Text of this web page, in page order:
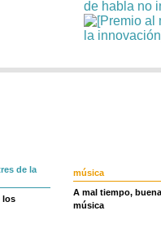
los
música
A mal tiempo, buena
música